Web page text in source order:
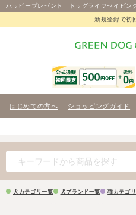
ハッピープレゼント ドッグライフセイビン
新規登録で初
はじめての方へ ショッピングガイド
犬カテゴリ一覧 犬ブランド一覧 猫カテゴ